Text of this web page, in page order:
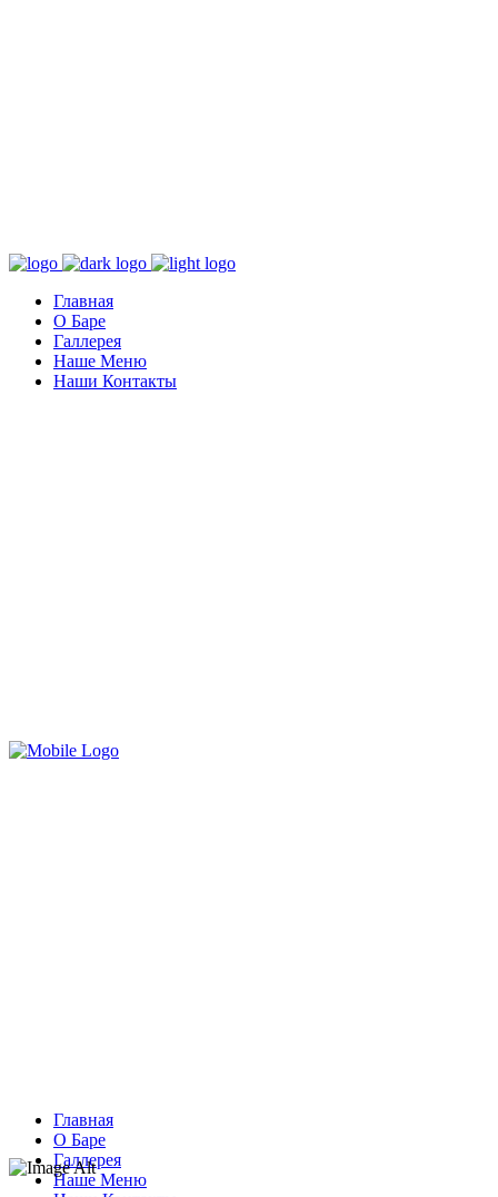
Главная
О Баре
Галлерея
Наше Меню
Наши Контакты
Главная
О Баре
Галлерея
Наше Меню